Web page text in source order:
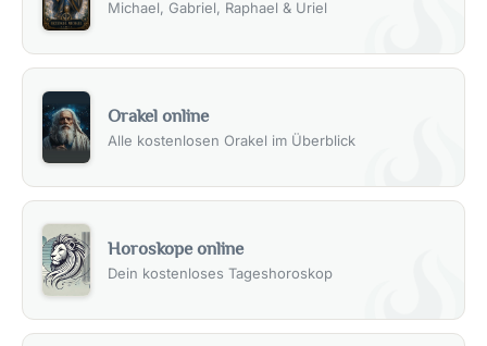
Michael, Gabriel, Raphael & Uriel
Orakel online
Alle kostenlosen Orakel im Überblick
Horoskope online
Dein kostenloses Tageshoroskop